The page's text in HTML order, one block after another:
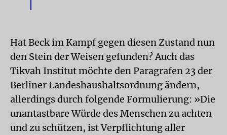
Hat Beck im Kampf gegen diesen Zustand nun
den Stein der Weisen gefunden? Auch das
Tikvah Institut möchte den Paragrafen 23 der
Berliner Landeshaushaltsordnung ändern,
allerdings durch folgende Formulierung: »Die
unantastbare Würde des Menschen zu achten
und zu schützen, ist Verpflichtung aller